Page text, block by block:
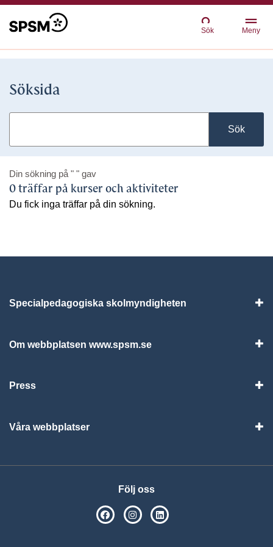
Sök Meny
Söksida
Sök
Din sökning på " " gav
0 träffar på kurser och aktiviteter
Du fick inga träffar på din sökning.
Specialpedagogiska skolmyndigheten
Om webbplatsen www.spsm.se
Press
Våra webbplatser
Följ oss
SPSM på Facebook
SPSM på Instagram